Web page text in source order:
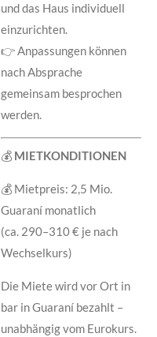
und das Haus individuell
einzurichten.
👉 Anpassungen können
nach Absprache
gemeinsam besprochen
werden.
💰 MIETKONDITIONEN
💰 Mietpreis: 2,5 Mio.
Guaraní monatlich
(ca. 290–310 € je nach
Wechselkurs)
Die Miete wird vor Ort in
bar in Guaraní bezahlt –
unabhängig vom Eurokurs.